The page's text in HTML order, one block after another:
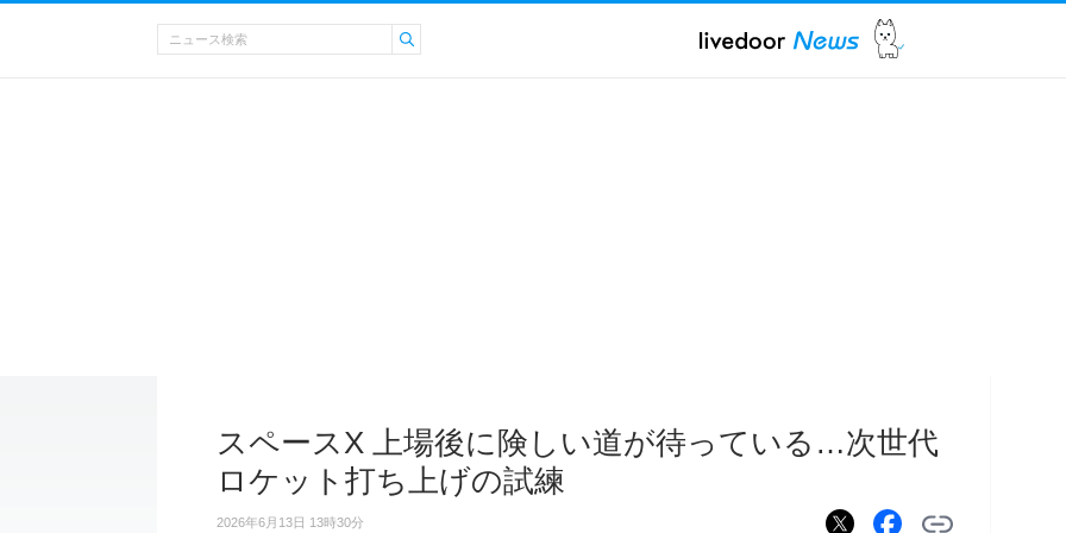
スペースX 上場後に険しい道が待っている…次世代
ロケット打ち上げの試練
2026年6月13日 13時30分